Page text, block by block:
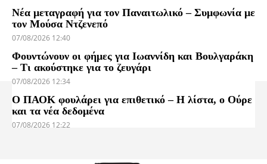
Νέα μεταγραφή για τον Παναιτωλικό – Συμφωνία με
τον Μούσα Ντζενεπό
07/08/2026 12:40
Φουντώνουν οι φήμες για Ιωαννίδη και Βουλγαράκη
– Τι ακούστηκε για το ζευγάρι
07/08/2026 12:34
Ο ΠΑΟΚ φουλάρει για επιθετικό – Η λίστα, ο Ούρε
και τα νέα δεδομένα
07/08/2026 12:22